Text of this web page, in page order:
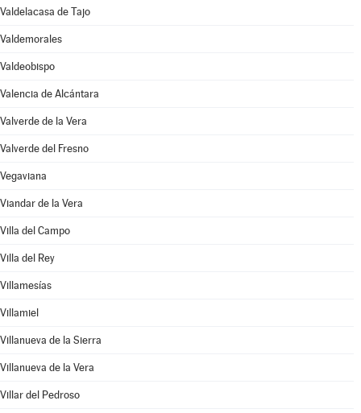
Valdelacasa de Tajo
Valdemorales
Valdeobispo
Valencia de Alcántara
Valverde de la Vera
Valverde del Fresno
Vegaviana
Viandar de la Vera
Villa del Campo
Villa del Rey
Villamesías
Villamiel
Villanueva de la Sierra
Villanueva de la Vera
Villar del Pedroso